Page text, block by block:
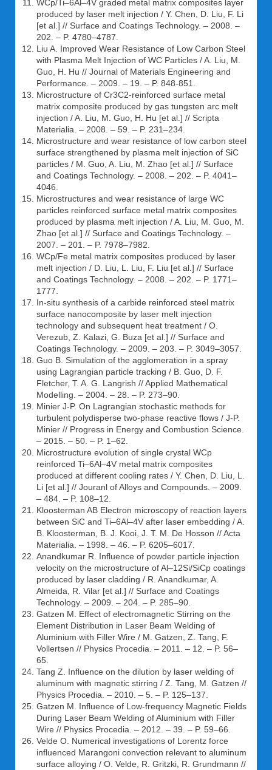
WCp/Ti–6Al–4V graded metal matrix composites layer
produced by laser melt injection / Y. Chen, D. Liu, F. Li
[et al.] // Surface and Coatings Technology. – 2008. –
202. – P. 4780–4787.
Liu A. Improved Wear Resistance of Low Carbon Steel
with Plasma Melt Injection of WC Particles / A. Liu, M.
Guo, H. Hu // Journal of Materials Engineering and
Performance. – 2009. – 19. – P. 848-851.
Microstructure of Cr3C2-reinforced surface metal
matrix composite produced by gas tungsten arc melt
injection / A. Liu, M. Guo, H. Hu [et al.] // Scripta
Materialia. – 2008. – 59. – P. 231–234.
Microstructure and wear resistance of low carbon steel
surface strengthened by plasma melt injection of SiC
particles / M. Guo, A. Liu, M. Zhao [et al.] // Surface
and Coatings Technology. – 2008. – 202. – P. 4041–
4046.
Microstructures and wear resistance of large WC
particles reinforced surface metal matrix composites
produced by plasma melt injection / A. Liu, M. Guo, M.
Zhao [et al.] // Surface and Coatings Technology. –
2007. – 201. – P. 7978–7982.
WCp/Fe metal matrix composites produced by laser
melt injection / D. Liu, L. Liu, F. Liu [et al.] // Surface
and Coatings Technology. – 2008. – 202. – P. 1771–
1777.
In-situ synthesis of a carbide reinforced steel matrix
surface nanocomposite by laser melt injection
technology and subsequent heat treatment / O.
Verezub, Z. Kalazi, G. Buza [et al.] // Surface and
Coatings Technology. – 2009. – 203. – P. 3049–3057.
Guo B. Simulation of the agglomeration in a spray
using Lagrangian particle tracking / B. Guo, D. F.
Fletcher, T. A. G. Langrish // Applied Mathematical
Modelling. – 2004. – 28. – P. 273–90.
Minier J-P. On Lagrangian stochastic methods for
turbulent polydisperse two-phase reactive flows / J-P.
Minier // Progress in Energy and Combustion Science.
– 2015. – 50. – P. 1–62.
Microstructure evolution of single crystal WCp
reinforced Ti–6Al–4V metal matrix composites
produced at different cooling rates / Y. Chen, D. Liu, L.
Li [et al.] // Jouranl of Alloys and Compounds. – 2009.
– 484. – P. 108–12.
Kloosterman AB Electron microscopy of reaction layers
between SiC and Ti–6Al–4V after laser embedding / A.
B. Kloosterman, B. J. Kooi, J. T. M. De Hosson // Acta
Materialia. – 1998. – 46. – P. 6205–6017.
Anandkumar R. Influence of powder particle injection
velocity on the microstructure of Al–12Si/SiCp coatings
produced by laser cladding / R. Anandkumar, A.
Almeida, R. Vilar [et al.] // Surface and Coatings
Technology. – 2009. – 204. – P. 285–90.
Gatzen M. Effect of electromagnetic Stirring on the
Element Distribution in Laser Beam Welding of
Aluminium with Filler Wire / M. Gatzen, Z. Tang, F.
Vollertsen // Physics Procedia. – 2011. – 12. – P. 56–
65.
Tang Z. Influence on the dilution by laser welding of
aluminum with magnetic stirring / Z. Tang, M. Gatzen //
Physics Procedia. – 2010. – 5. – P. 125–137.
Gatzen M. Influence of Low-frequency Magnetic Fields
During Laser Beam Welding of Aluminium with Filler
Wire // Physics Procedia. – 2012. – 39. – P. 59–66.
Velde O. Numerical investigations of Lorentz force
influenced Marangoni convection relevant to aluminum
surface alloying / O. Velde, R. Gritzki, R. Grundmann //